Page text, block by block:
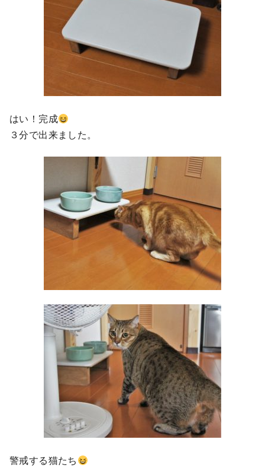
はい！完成
３分で出来ました。
警戒する猫たち